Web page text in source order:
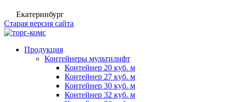
Екатеринбург
Старая версия сайта
Продукция
Контейнеры мультилифт
Контейнер 20 куб. м
Контейнер 27 куб. м
Контейнер 30 куб. м
Контейнер 32 куб. м